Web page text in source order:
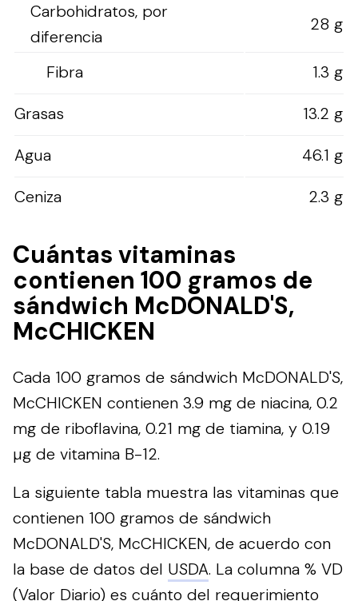
Carbohidratos, por
diferencia
28 g
Fibra
1.3 g
Grasas
13.2 g
Agua
46.1 g
Ceniza
2.3 g
Cuántas vitaminas
contienen 100 gramos de
sándwich McDONALD'S,
McCHICKEN
Cada 100 gramos de sándwich McDONALD'S,
McCHICKEN contienen 3.9 mg de niacina, 0.2
mg de riboflavina, 0.21 mg de tiamina, y 0.19
µg de vitamina B-12.
La siguiente tabla muestra las vitaminas que
contienen 100 gramos de sándwich
McDONALD'S, McCHICKEN, de acuerdo con
la base de datos del USDA. La columna % VD
(Valor Diario) es cuánto del requerimiento